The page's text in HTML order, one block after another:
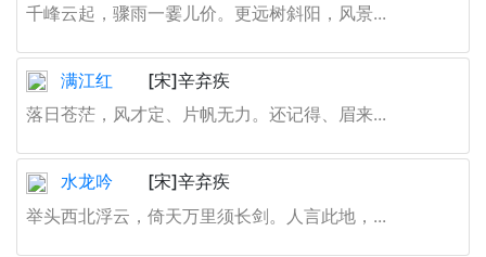
千峰云起，骤雨一霎儿价。更远树斜阳，风景...
满江红
[宋]辛弃疾
落日苍茫，风才定、片帆无力。还记得、眉来...
水龙吟
[宋]辛弃疾
举头西北浮云，倚天万里须长剑。人言此地，...